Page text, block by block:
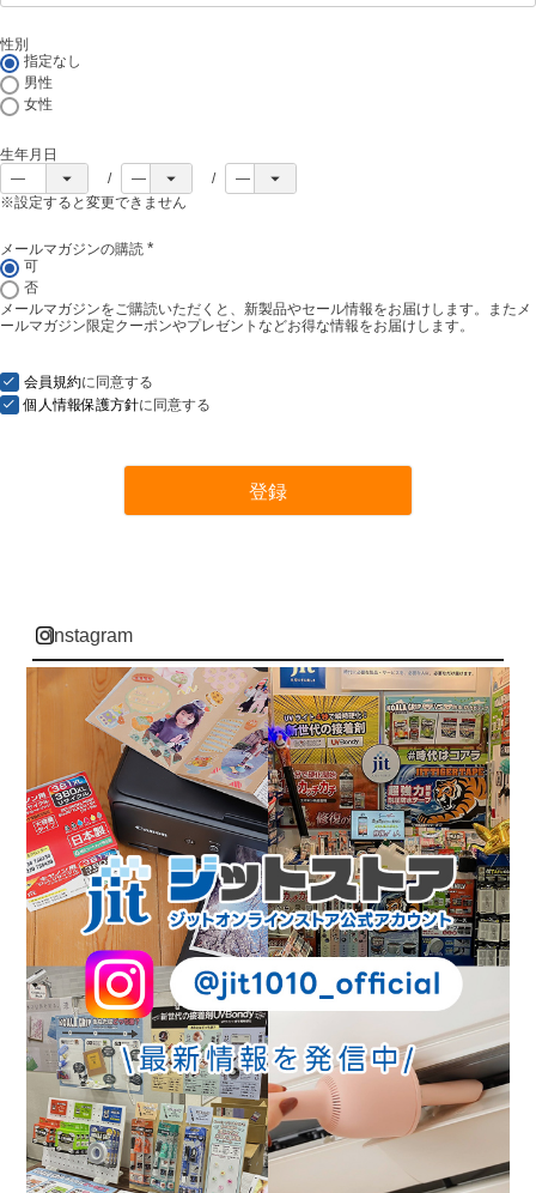
性別
指定なし
男性
女性
生年月日
※設定すると変更できません
メールマガジンの購読
須
)
可
否
メールマガジンをご購読いただくと、新製品やセール情報をお届けします。またメ
ールマガジン限定クーポンやプレゼントなどお得な情報をお届けします。
会員規約に同意する
個人情報保護方針に同意する
登録
instagram